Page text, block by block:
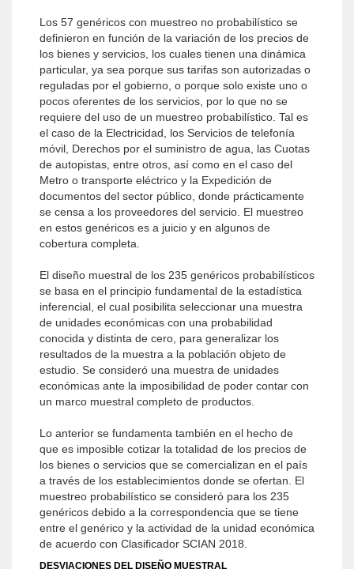
Los 57 genéricos con muestreo no probabilístico se
definieron en función de la variación de los precios de
los bienes y servicios, los cuales tienen una dinámica
particular, ya sea porque sus tarifas son autorizadas o
reguladas por el gobierno, o porque solo existe uno o
pocos oferentes de los servicios, por lo que no se
requiere del uso de un muestreo probabilístico. Tal es
el caso de la Electricidad, los Servicios de telefonía
móvil, Derechos por el suministro de agua, las Cuotas
de autopistas, entre otros, así como en el caso del
Metro o transporte eléctrico y la Expedición de
documentos del sector público, donde prácticamente
se censa a los proveedores del servicio. El muestreo
en estos genéricos es a juicio y en algunos de
cobertura completa.
El diseño muestral de los 235 genéricos probabilísticos
se basa en el principio fundamental de la estadística
inferencial, el cual posibilita seleccionar una muestra
de unidades económicas con una probabilidad
conocida y distinta de cero, para generalizar los
resultados de la muestra a la población objeto de
estudio. Se consideró una muestra de unidades
económicas ante la imposibilidad de poder contar con
un marco muestral completo de productos.
Lo anterior se fundamenta también en el hecho de
que es imposible cotizar la totalidad de los precios de
los bienes o servicios que se comercializan en el país
a través de los establecimientos donde se ofertan. El
muestreo probabilístico se consideró para los 235
genéricos debido a la correspondencia que se tiene
entre el genérico y la actividad de la unidad económica
de acuerdo con Clasificador SCIAN 2018.
DESVIACIONES DEL DISEÑO MUESTRAL